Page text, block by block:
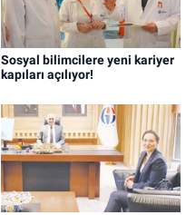
Sosyal bilimcilere yeni kariyer
kapıları açılıyor!